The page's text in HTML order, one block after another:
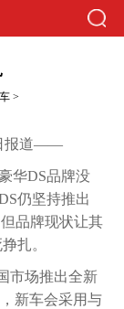
>
报道——
华DS品牌没
仍坚持推出
品牌现状让其
扎。
市场推出全新
新车会采用与